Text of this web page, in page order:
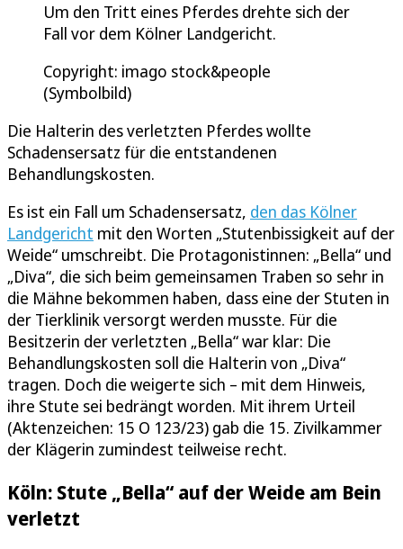
Um den Tritt eines Pferdes drehte sich der
Fall vor dem Kölner Landgericht.
Copyright: imago stock&people
(Symbolbild)
Die Halterin des verletzten Pferdes wollte
Schadensersatz für die entstandenen
Behandlungskosten.
Es ist ein Fall um Schadensersatz, den das Kölner
Landgericht mit den Worten „Stutenbissigkeit auf der
Weide“ umschreibt. Die Protagonistinnen: „Bella“ und
„Diva“, die sich beim gemeinsamen Traben so sehr in
die Mähne bekommen haben, dass eine der Stuten in
der Tierklinik versorgt werden musste. Für die
Besitzerin der verletzten „Bella“ war klar: Die
Behandlungskosten soll die Halterin von „Diva“
tragen. Doch die weigerte sich – mit dem Hinweis,
ihre Stute sei bedrängt worden. Mit ihrem Urteil
(Aktenzeichen: 15 O 123/23) gab die 15. Zivilkammer
der Klägerin zumindest teilweise recht.
Köln: Stute „Bella“ auf der Weide am Bein
verletzt